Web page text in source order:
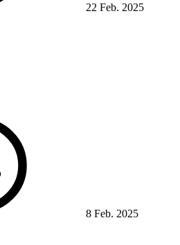
22 Feb. 2025
8 Feb. 2025